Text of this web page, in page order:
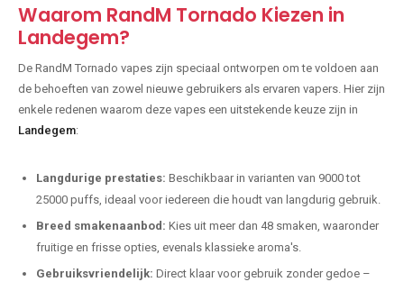
Waarom RandM Tornado Kiezen in
Landegem?
De RandM Tornado vapes zijn speciaal ontworpen om te voldoen aan
de behoeften van zowel nieuwe gebruikers als ervaren vapers. Hier zijn
enkele redenen waarom deze vapes een uitstekende keuze zijn in
Landegem:
Langdurige prestaties: Beschikbaar in varianten van 9000 tot
25000 puffs, ideaal voor iedereen die houdt van langdurig gebruik.
Breed smakenaanbod: Kies uit meer dan 48 smaken, waaronder
fruitige en frisse opties, evenals klassieke aroma's.
Gebruiksvriendelijk: Direct klaar voor gebruik zonder gedoe –